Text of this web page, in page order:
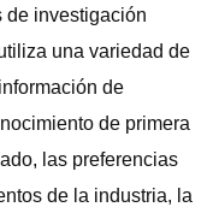
de investigación
una variedad de
de
de primera
las preferencias
de la industria, la